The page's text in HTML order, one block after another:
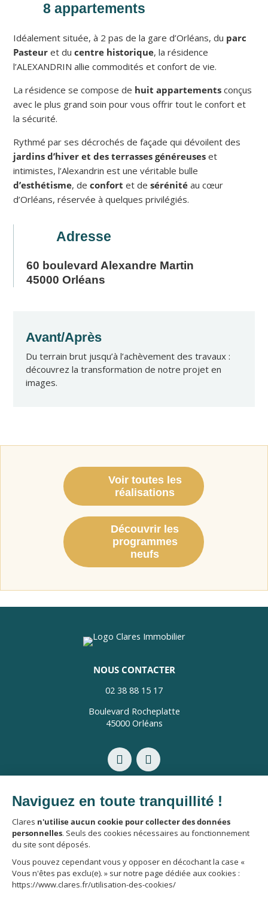
8 appartements
Idéalement située, à 2 pas de la gare d’Orléans, du parc
Pasteur et ducentre historique, la résidence
l’ALEXANDRIN allie commodités et confort de vie.
La résidence se compose de huit appartements conçus
avec le plus grand soin pour vous offrir tout le confort et
la sécurité.
Rythmé par ses décrochés de façade qui dévoilent des
jardins d’hiver et des terrasses généreuses et
intimistes, l’Alexandrin est une véritable bulle
d’esthétisme, deconfort et desérénité au cœur
d’Orléans, réservée à quelques privilégiés.
Adresse
60 boulevard Alexandre Martin
45000 Orléans
Avant/Après
Du terrain brut jusqu’à l’achèvement des travaux :
découvrez la transformation de notre projet en
images.
Voir toutes les
réalisations
Découvrir les
programmes
neufs
NOUS CONTACTER
02 38 88 15 17
Boulevard Rocheplatte
45000 Orléans
Mentions légales
Politique de confidentialité
Politique de protection des données personnelles
Utilisation des cookies